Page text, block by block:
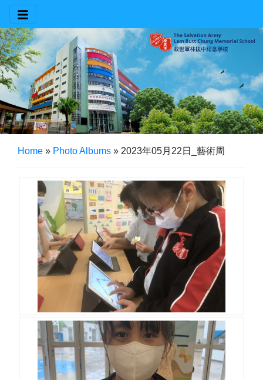
Home » Photo Albums » 2023年05月22日_藝術周